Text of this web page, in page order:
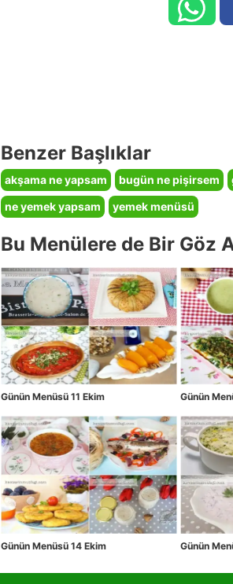
Benzer Başlıklar
akşama ne yapsam bugün ne pişirsem
ne yemek yapsam
yemek menüsü
Bu Menülere de Bir Göz
Günün Menüsü 11 Ekim Günün
Günün Menüsü 14 Ekim Günün